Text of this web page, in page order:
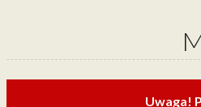
Uwaga!